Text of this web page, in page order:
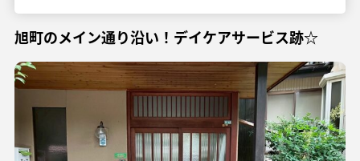
旭町のメイン通り沿い！デイケアサービス跡☆